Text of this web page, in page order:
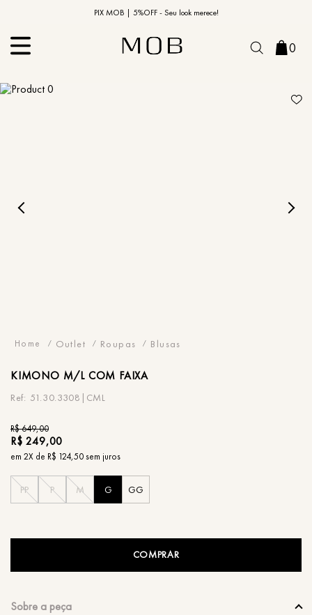
PIX MOB | 5%OFF - Seu look merece!
10% OFF na primeira compra | Cupom: BEMVINDO10*
0
Outlet Roupas Blusas
KIMONO M/L COM FAIXA
51.30.3308|CML
R$649,00
R$ 249,00
em 2X de R$ 124,50sem juros
PP P M G GG
COMPRAR